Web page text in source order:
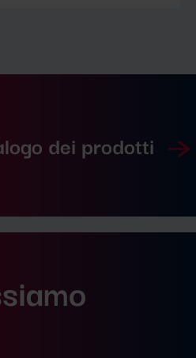
dei prodotti